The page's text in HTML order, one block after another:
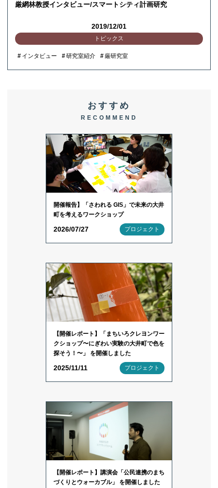
厳網林教授インタビュー/スマートシティ計画研究
2019/12/01
トピックス
インタビュー 研究室紹介 厳研究室
おすすめ
RECOMMEND
開催報告】「さわれる GIS」で未来の大井
町を考えるワークショップ
2026/07/27 プロジェクト
【開催レポート】「まちいろクレヨンワー
クショップ〜にぎわい実験の大井町で色を
探そう！〜」 を開催しました
2025/11/11 プロジェクト
【開催レポート】講演会「公民連携のまち
づくりとウォーカブル」 を開催しました